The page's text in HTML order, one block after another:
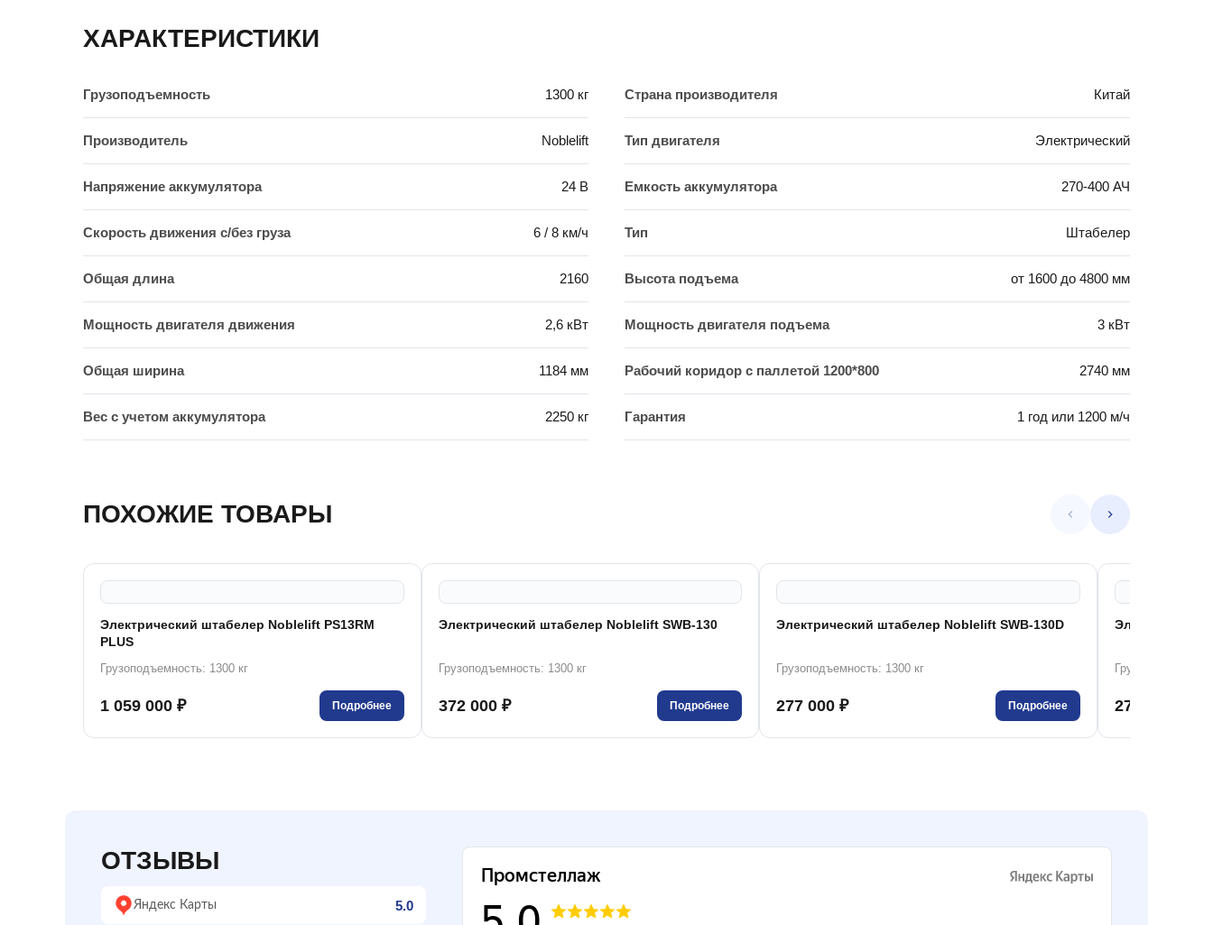
ХАРАКТЕРИСТИКИ
Грузоподъемность 1300 кг Страна производителя Китай
Производитель Noblelift Тип двигателя Электрический
Напряжение аккумулятора 24 В Емкость аккумулятора 270-400 АЧ
Скорость движения c/без груза 6 / 8 км/ч Тип Штабелер
Общая длина 2160 Высота подъема от 1600 до 4800 мм
Мощность двигателя движения 2,6 кВт Мощность двигателя подъема 3 кВт
Общая ширина 1184 мм Рабочий коридор с паллетой 1200*800 2740 мм
Вес с учетом аккумулятора 2250 кг Гарантия 1 год или 1200 м/ч
ПОХОЖИЕ ТОВАРЫ
Электрический штабелер Noblelift PS13RM
PLUS
Грузоподъемность: 1300 кг
1 059 000 ₽ Подробнее
Электрический штабелер Noblelift SWB-130
Грузоподъемность: 1300 кг
372 000 ₽ Подробнее
Электрический штабелер Noblelift SWB-130D
Грузоподъемность: 1300 кг
277 000 ₽ Подробнее 277 000 ₽
ОТЗЫВЫ
Яндекс Карты 5.0